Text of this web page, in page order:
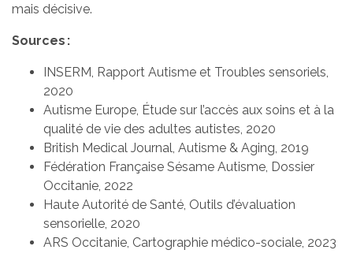
mais décisive.
Sources :
INSERM, Rapport Autisme et Troubles sensoriels,
2020
Autisme Europe, Étude sur l’accès aux soins et à la
qualité de vie des adultes autistes, 2020
British Medical Journal, Autisme & Aging, 2019
Fédération Française Sésame Autisme, Dossier
Occitanie, 2022
Haute Autorité de Santé, Outils d’évaluation
sensorielle, 2020
ARS Occitanie, Cartographie médico-sociale, 2023